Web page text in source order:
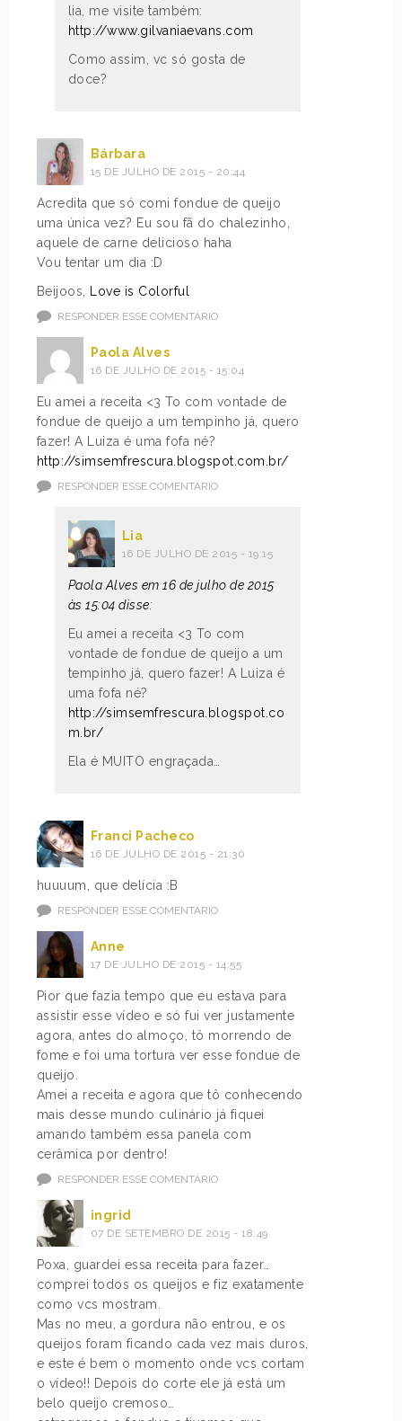
lia, me visite também:
http://www.gilvaniaevans.com
Como assim, vc só gosta de
doce?
Bárbara
15 DE JULHO DE 2015 - 20:44
Acredita que só comi fondue de queijo
uma única vez? Eu sou fã do chalezinho,
aquele de carne delicioso haha
Vou tentar um dia :D
Beijoos,
Love is Colorful
RESPONDER ESSE COMENTÁRIO
Paola Alves
16 DE JULHO DE 2015 - 15:04
Eu amei a receita <3 To com vontade de
fondue de queijo a um tempinho já, quero
fazer! A Luiza é uma fofa né?
http://simsemfrescura.blogspot.com.br/
RESPONDER ESSE COMENTÁRIO
Lia
16 DE JULHO DE 2015 - 19:15
Paola Alves em 16 de julho de 2015
às 15:04 disse:
Eu amei a receita <3 To com
vontade de fondue de queijo a um
tempinho já, quero fazer! A Luiza é
uma fofa né?
http://simsemfrescura.blogspot.co
m.br/
Ela é MUITO engraçada…
Franci Pacheco
16 DE JULHO DE 2015 - 21:30
huuuum, que delícia :B
RESPONDER ESSE COMENTÁRIO
Anne
17 DE JULHO DE 2015 - 14:55
Pior que fazia tempo que eu estava para
assistir esse vídeo e só fui ver justamente
agora, antes do almoço, tô morrendo de
fome e foi uma tortura ver esse fondue de
queijo.
Amei a receita e agora que tô conhecendo
mais desse mundo culinário já fiquei
amando também essa panela com
cerâmica por dentro!
RESPONDER ESSE COMENTÁRIO
ingrid
07 DE SETEMBRO DE 2015 - 18:49
Poxa, guardei essa receita para fazer…
comprei todos os queijos e fiz exatamente
como vcs mostram.
Mas no meu, a gordura não entrou, e os
queijos foram ficando cada vez mais duros,
e este é bem o momento onde vcs cortam
o vídeo!! Depois do corte ele já está um
belo queijo cremoso…